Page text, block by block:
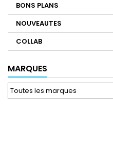
BONS PLANS
NOUVEAUTES
COLLAB
MARQUES